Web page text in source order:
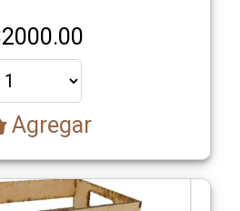
2000.00
Agregar